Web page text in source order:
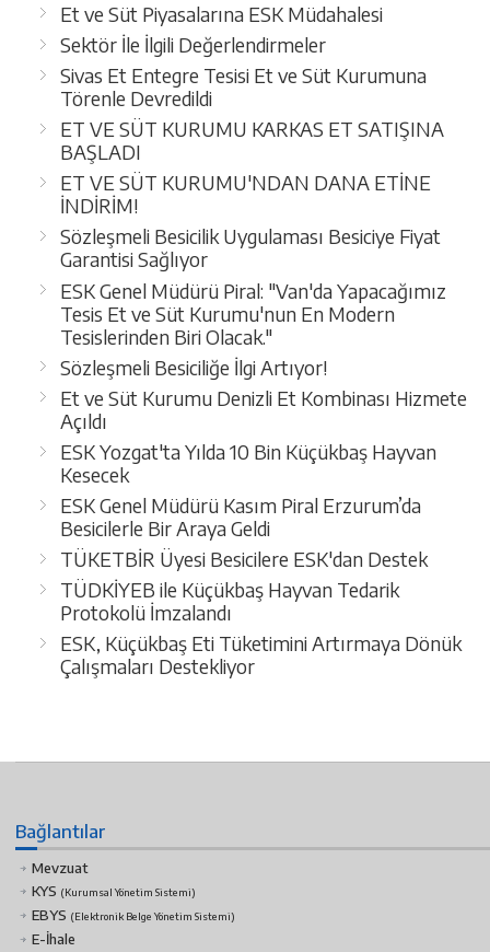
Et ve Süt Piyasalarına ESK Müdahalesi
Sektör İle İlgili Değerlendirmeler
Sivas Et Entegre Tesisi Et ve Süt Kurumuna
Törenle Devredildi
ET VE SÜT KURUMU KARKAS ET SATIŞINA
BAŞLADI
ET VE SÜT KURUMU'NDAN DANA ETİNE
İNDİRİM!
Sözleşmeli Besicilik Uygulaması Besiciye Fiyat
Garantisi Sağlıyor
ESK Genel Müdürü Piral: "Van'da Yapacağımız
Tesis Et ve Süt Kurumu'nun En Modern
Tesislerinden Biri Olacak."
Sözleşmeli Besiciliğe İlgi Artıyor!
Et ve Süt Kurumu Denizli Et Kombinası Hizmete
Açıldı
ESK Yozgat'ta Yılda 10 Bin Küçükbaş Hayvan
Kesecek
ESK Genel Müdürü Kasım Piral Erzurum’da
Besicilerle Bir Araya Geldi
TÜKETBİR Üyesi Besicilere ESK'dan Destek
TÜDKİYEB ile Küçükbaş Hayvan Tedarik
Protokolü İmzalandı
ESK, Küçükbaş Eti Tüketimini Artırmaya Dönük
Çalışmaları Destekliyor
Bağlantılar
Mevzuat
KYS (Kurumsal Yönetim Sistemi)
EBYS (Elektronik Belge Yönetim Sistemi)
E-İhale